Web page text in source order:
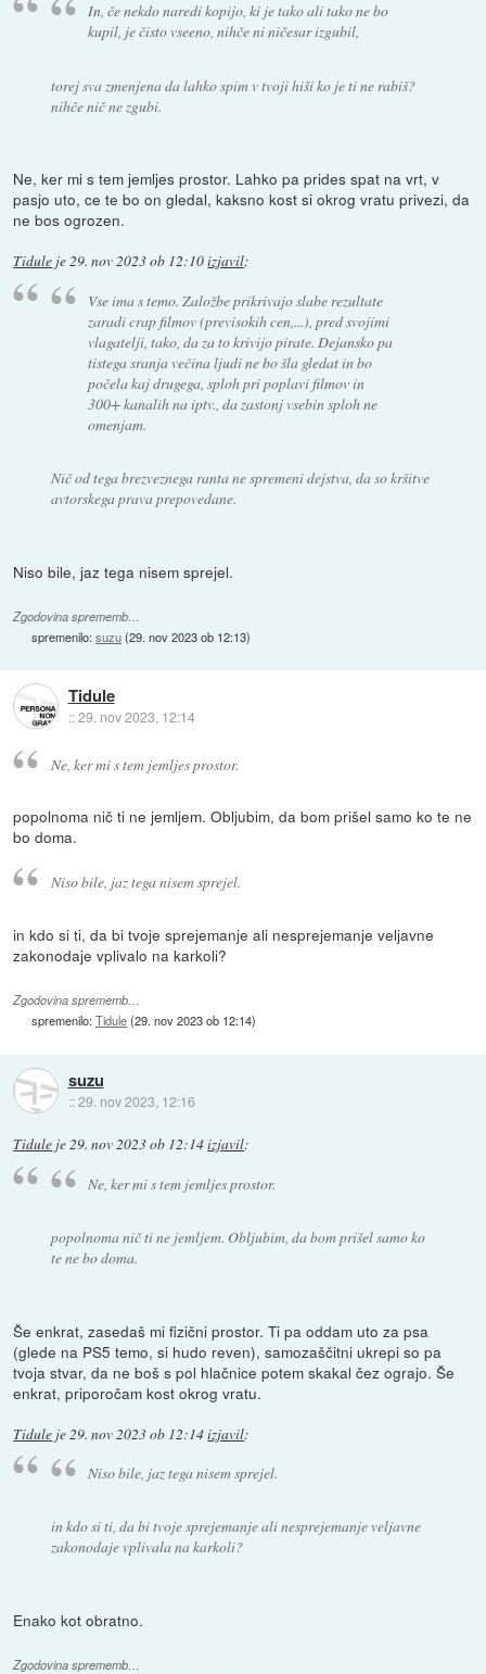
In, če nekdo naredi kopijo, ki je tako ali tako ne bo
kupil, je čisto vseeno, nihče ni ničesar izgubil,
torej sva zmenjena da lahko spim v tvoji hiši ko je ti ne rabiš?
nihče nič ne zgubi.
Ne, ker mi s tem jemljes prostor. Lahko pa prides spat na vrt, v
pasjo uto, ce te bo on gledal, kaksno kost si okrog vratu privezi, da
ne bos ogrozen.
Tidule je29. nov 2023 ob 12:10izjavil:
Vse ima s temo. Založbe prikrivajo slabe rezultate
zaradi crap filmov (previsokih cen,...), pred svojimi
vlagatelji, tako, da za to krivijo pirate. Dejansko pa
tistega sranja večina ljudi ne bo šla gledat in bo
počela kaj drugega, sploh pri poplavi filmov in
300+ kanalih na iptv., da zastonj vsebin sploh ne
omenjam.
Nič od tega brezveznega ranta ne spremeni dejstva, da so kršitve
avtorskega prava prepovedane.
Niso bile, jaz tega nisem sprejel.
Zgodovina sprememb…
spremenilo:suzu(29. nov 2023 ob 12:13)
Tidule
::29. nov 2023, 12:14
Ne, ker mi s tem jemljes prostor.
popolnoma nič ti ne jemljem. Obljubim, da bom prišel samo ko te ne
bo doma.
Niso bile, jaz tega nisem sprejel.
in kdo si ti, da bi tvoje sprejemanje ali nesprejemanje veljavne
zakonodaje vplivalo na karkoli?
Zgodovina sprememb…
spremenilo:Tidule(29. nov 2023 ob 12:14)
suzu
::29. nov 2023, 12:16
Tidule je29. nov 2023 ob 12:14izjavil:
Ne, ker mi s tem jemljes prostor.
popolnoma nič ti ne jemljem. Obljubim, da bom prišel samo ko
te ne bo doma.
Še enkrat, zasedaš mi fizični prostor. Ti pa oddam uto za psa
(glede na PS5 temo, si hudo reven), samozaščitni ukrepi so pa
tvoja stvar, da ne boš s pol hlačnice potem skakal čez ograjo. Še
enkrat, priporočam kost okrog vratu.
Tidule je 29. nov 2023 ob 12:14izjavil:
Niso bile, jaz tega nisem sprejel.
in kdo si ti, da bi tvoje sprejemanje ali nesprejemanje veljavne
zakonodaje vplivala na karkoli?
Enako kot obratno.
Zgodovina sprememb…